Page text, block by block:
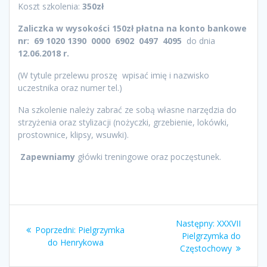
Koszt szkolenia: 350zł
Zaliczka w wysokości 150zł płatna na konto bankowe
nr: 69 1020 1390 0000 6902 0497 4095 do dnia
12.06.2018 r.
(W tytule przelewu proszę wpisać imię i nazwisko
uczestnika oraz numer tel.)
Na szkolenie należy zabrać ze sobą własne narzędzia do
strzyżenia oraz stylizacji (nożyczki, grzebienie, lokówki,
prostownice, klipsy, wsuwki).
Zapewniamy główki treningowe oraz poczęstunek.
wpisu
Poprzedni: Poprzedni
wpis:
Pielgrzymka
do Henrykowa
Następny: Następny
wpis:
XXXVII
Pielgrzymka do
Częstochowy